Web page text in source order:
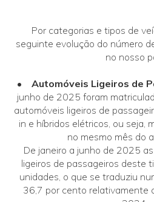
Por categorias e tipos de
seguinte evolução do número
no nosso
• Automóveis Ligeiros de
junho de 2025 foram
automóveis ligeiros de
in e híbridos elétricos, ou seja,
no mesmo mês do
De janeiro a junho de 2025
ligeiros de passageiros deste
unidades, o que se traduziu
36,7 por cento relativamente